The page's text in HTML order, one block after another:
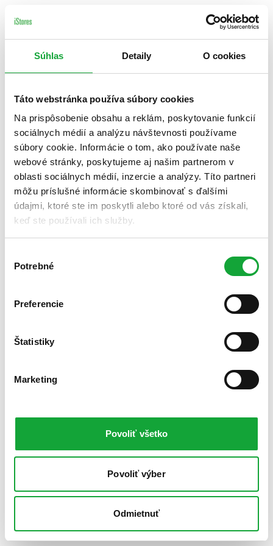
Súhlas Detaily O cookies
Táto webstránka používa súbory cookies
Na prispôsobenie obsahu a reklám, poskytovanie funkcií
sociálnych médií a analýzu návštevnosti používame
súbory cookie. Informácie o tom, ako používate naše
webové stránky, poskytujeme aj našim partnerom v
oblasti sociálnych médií, inzercie a analýzy. Títo partneri
môžu príslušné informácie skombinovať s ďalšími
údajmi, ktoré ste im poskytli alebo ktoré od vás získali,
keď ste používali ich služby.
súhlasu
Potrebné
Preferencie
Štatistiky
Marketing
Povoliť všetko
Povoliť výber
Odmietnuť